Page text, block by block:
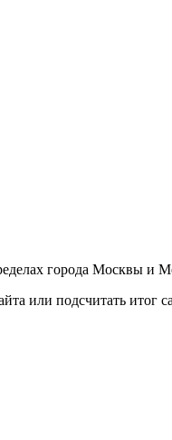
города Москвы и
или подсчитать итог